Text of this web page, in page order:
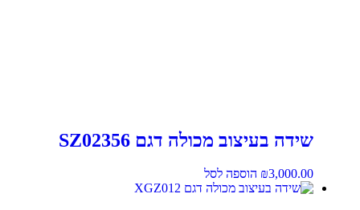
שידה בעיצוב מכולה דגם SZ02356
₪3,000.00 הוספה לסל